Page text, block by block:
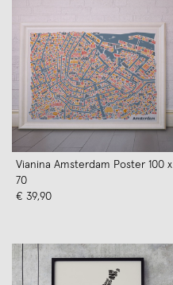
Vianina Amsterdam Poster 100 x
70
€ 39,90